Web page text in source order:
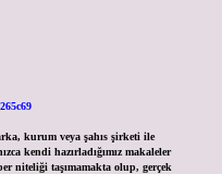
kurum veya şahıs şirketi ile
kendi hazırladığımız makaleler
niteliği taşımamakta olup, gerçek